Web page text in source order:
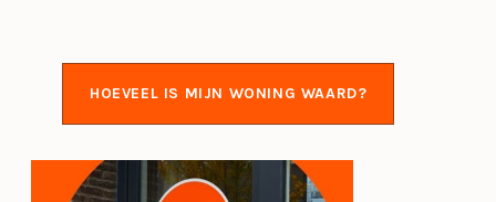
HOEVEEL IS MIJN WONING WAARD?